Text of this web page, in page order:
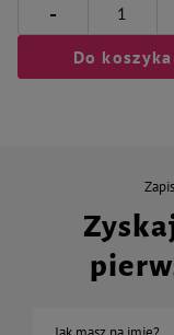
-
Do koszyka